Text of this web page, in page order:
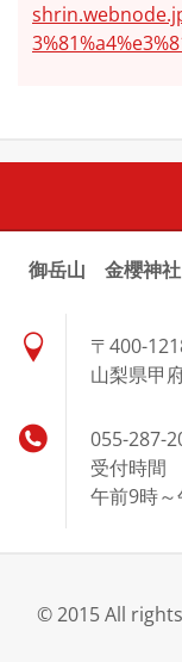
御岳山 金櫻神社
〒400-
山梨県甲
055-287-
受付時間
午前9時
© 2015 All